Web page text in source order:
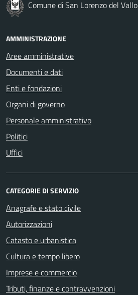
Comune di San Lorenzo del Vallo
AMMINISTRAZIONE
Aree amministrative
Documenti e dati
Enti e fondazioni
Organi di governo
Personale amministrativo
Politici
Uffici
CATEGORIE DI SERVIZIO
Anagrafe e stato civile
Autorizzazioni
Catasto e urbanistica
Cultura e tempo libero
Imprese e commercio
Tributi, finanze e contravvenzioni